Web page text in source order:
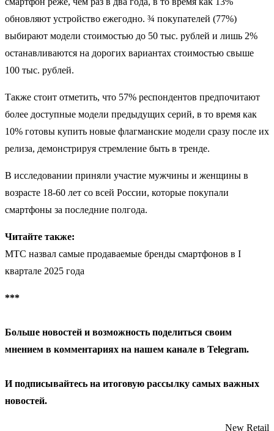
обновляют устройство ежегодно. ¾ покупателей (77%)
выбирают модели стоимостью до 50 тыс. рублей и лишь 2%
останавливаются на дорогих вариантах стоимостью свыше
100 тыс. рублей.
Также стоит отметить, что 57% респондентов предпочитают
более доступные модели предыдущих серий, в то время как
10% готовы купить новые флагманские модели сразу после их
релиза, демонстрируя стремление быть в тренде.
В исследовании приняли участие мужчины и женщины в
возрасте 18-60 лет со всей России, которые покупали
смартфоны за последние полгода.
Читайте также:
МТС назвал самые продаваемые бренды смартфонов в I
квартале 2025 года
***
Больше новостей и возможность поделиться своим
мнением в комментариях на нашем канале в Telegram.
Иподписывайтесь на итоговую рассылку самых важных
новостей.
New Retail